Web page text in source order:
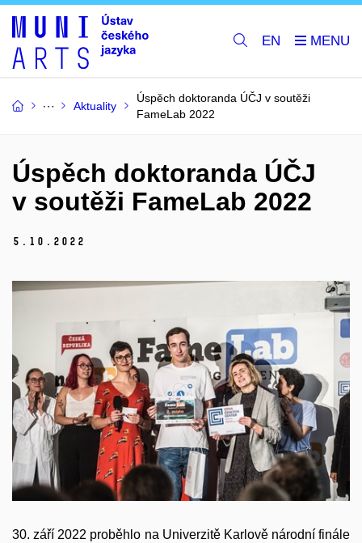
EN
Aktuality
Úspěch doktoranda ÚČJ v soutěži
FameLab 2022
Úspěch doktoranda ÚČJ
v soutěži FameLab 2022
5. 10. 2022
30. září 2022 proběhlo na Univerzitě Karlově národní finále